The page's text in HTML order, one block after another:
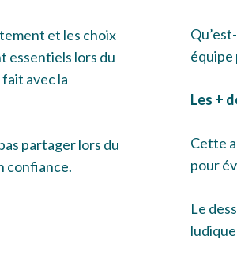
et les choix
essentiels lors du
avec la
partager lors du
confiance.
Les +
Cette
pour
Le
ludique